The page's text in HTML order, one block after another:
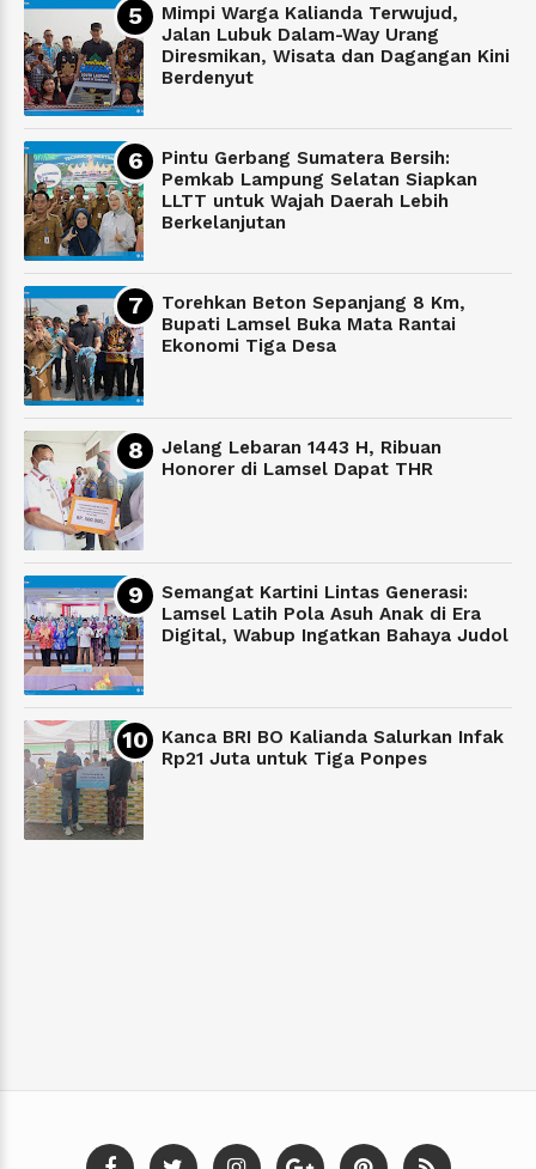
Mimpi Warga Kalianda Terwujud,
Jalan Lubuk Dalam-Way Urang
Diresmikan, Wisata dan Dagangan Kini
Berdenyut
Pintu Gerbang Sumatera Bersih:
Pemkab Lampung Selatan Siapkan
LLTT untuk Wajah Daerah Lebih
Berkelanjutan
Torehkan Beton Sepanjang 8 Km,
Bupati Lamsel Buka Mata Rantai
Ekonomi Tiga Desa
Jelang Lebaran 1443 H, Ribuan
Honorer di Lamsel Dapat THR
Semangat Kartini Lintas Generasi:
Lamsel Latih Pola Asuh Anak di Era
Digital, Wabup Ingatkan Bahaya Judol
Kanca BRI BO Kalianda Salurkan Infak
Rp21 Juta untuk Tiga Ponpes